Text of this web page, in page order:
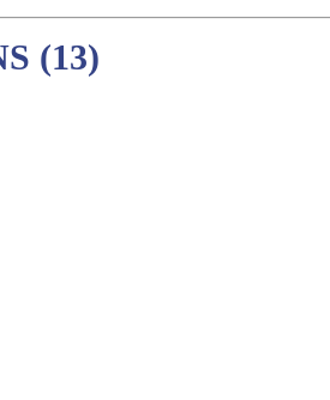
(13)